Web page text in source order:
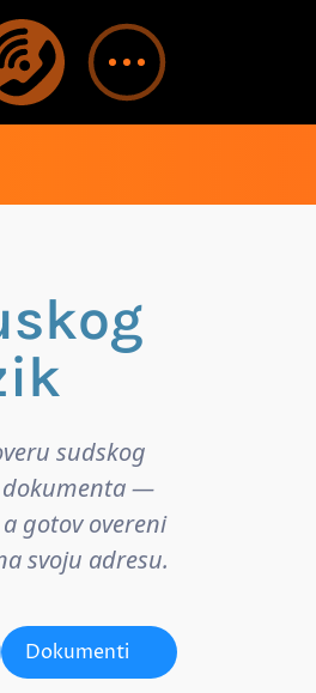
sudskog
dokumenta —
gotov overeni
svoju adresu.
Dokumenti